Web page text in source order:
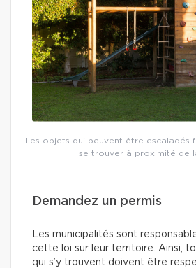
Les objets qui peuvent être escaladés
se trouver à proximité de
Demandez un permis
Les municipalités sont
cette loi sur leur territoire. Ainsi,
qui s’y trouvent doivent être